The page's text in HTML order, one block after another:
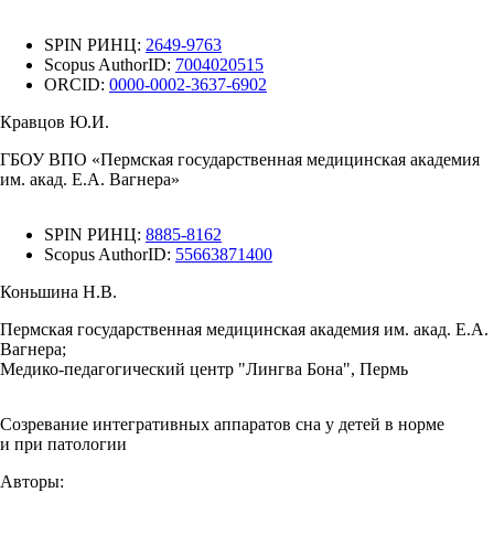
SPIN РИНЦ: 2649-9763
Scopus AuthorID: 7004020515
ORCID: 0000-0002-3637-6902
Кравцов Ю.И.
ГБОУ ВПО «Пермская государственная медицинская академия
им. акад. Е.А. Вагнера»
SPIN РИНЦ: 8885-8162
Scopus AuthorID: 55663871400
Коньшина Н.В.
Пермская государственная медицинская академия им. акад. Е.А.
Вагнера;
Медико-педагогический центр "Лингва Бона", Пермь
Созревание интегративных аппаратов сна у детей в норме
и при патологии
Авторы: